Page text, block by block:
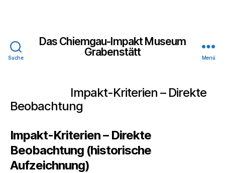
Suche
Das Chiemgau-Impakt Museum
Grabenstätt
Menü
Impakt-Kriterien – Direkte
Beobachtung
Impakt-Kriterien – Direkte
Beobachtung (historische
Aufzeichnung)